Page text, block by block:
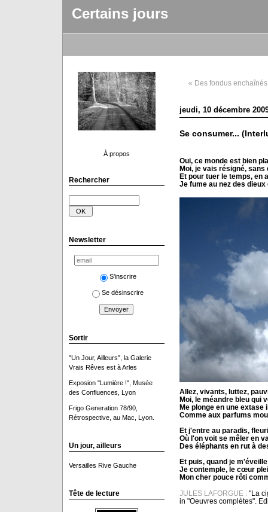
Certains jours
À propos
Rechercher
Newsletter
S'inscrire
Se désinscrire
Sortir
"Un Jour, Ailleurs", la Galerie
Vrais Rêves est à Arles
Exposion "Lumière !", Musée
des Confluences, Lyon
Frigo Generation 78/90,
Rétrospective, au Mac, Lyon.
Un jour, ailleurs
Versailles Rive Gauche
Tête de lecture
« Des fondus enchaînés
jeudi, 10 décembre
Se consumer...
Oui, ce monde est bien
Moi, je vais résigné, sans
Et pour tuer le temps, en
Je fume au nez des
Allez, vivants, luttez,
Moi, le méandre bleu qui
Me plonge en une extase
Comme aux parfums
Et j'entre au paradis,
Où l'on voit se mêler en
Des éléphants en rut à
Et puis, quand je
Je contemple, le cœur
Mon cher pouce rôti
JULES LAFORGUE :"La
in "Oeuvres complètes".